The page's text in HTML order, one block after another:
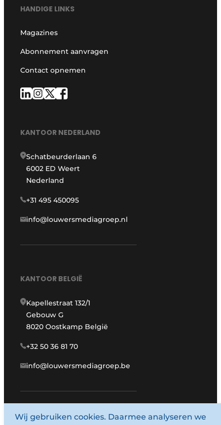
HANDIGE LINKS
Magazines
Abonnement aanvragen
Contact opnemen
KANTOOR NEDERLAND
Schatbeurderlaan 6
6002 ED Weert
Nederland
+31 495 450095
info@louwersmediagroep.nl
KANTOOR BELGIË
Kapellestraat 132/1
Gebouw G
8020 Oostkamp België
+32 50 36 81 70
info@louwersmediagroep.be
www.louwersmediagroep.com
Wij gebruiken cookies. Daarmee analyseren we